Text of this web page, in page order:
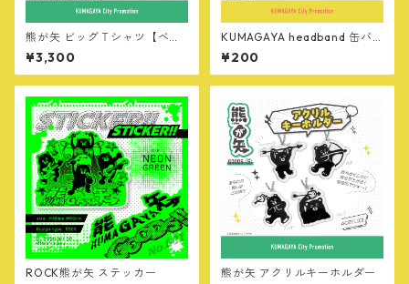
熊が矢 ビッグＴシャツ【ベー
シック】
¥3,300
KUMAGAYA headband 缶バ
ッジ
¥200
ROCK熊が矢 ステッカー 熊が矢 アクリルキーホルダー